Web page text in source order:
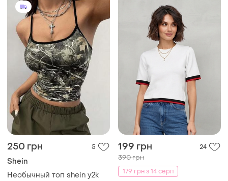
250 грн
Shein
Необычный топ shein y2k
M
199 грн
390 грн
179 грн з 14 серп
ZARA
Трендовий білий в'язаний
топ футболка з
контрастними смужками
zara розмір м
S і ще 1